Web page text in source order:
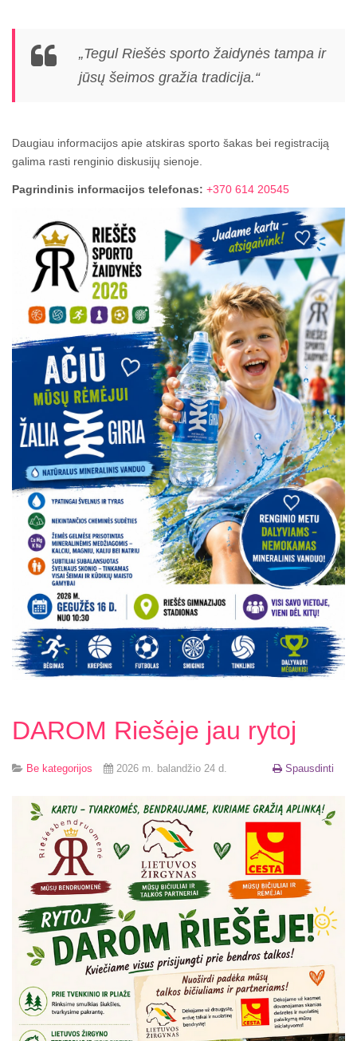
„Tegul Riešės sporto žaidynės tampa ir
jūsų šeimos gražia tradicija.“
Daugiau informacijos apie atskiras sporto šakas bei registraciją
galima rasti renginio diskusijų sienoje.
Pagrindinis informacijos telefonas: +370 614 20545
DAROM Riešėje jau rytoj
Spausdinti
Be kategorijos 2026 m. balandžio 24 d.